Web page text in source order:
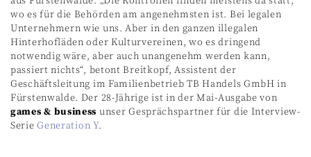
wo es für die Behörden am angenehmsten ist. Bei legalen
Unternehmern wie uns. Aber in den ganzen illegalen
Hinterhofläden oder Kulturvereinen, wo es dringend
notwendig wäre, aber auch unangenehm werden kann,
passiert nichts“, betont Breitkopf, Assistent der
Geschäftsleitung im Familienbetrieb TB Handels GmbH in
Fürstenwalde. Der 28-Jährige ist in der Mai-Ausgabe von
games & business unser Gesprächspartner für die Interview-
SerieGeneration Y.